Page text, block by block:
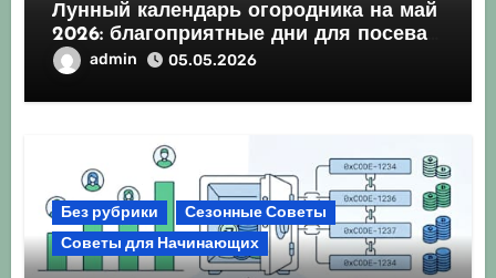
Лунный календарь огородника на май
2026: благоприятные дни для посева
и посадки
admin 05.05.2026
Без рубрики
Сезонные Советы
Советы для Начинающих